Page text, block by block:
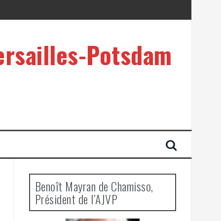
Potsdam
Benoît Mayran de Chamisso,
Président de l’AJVP